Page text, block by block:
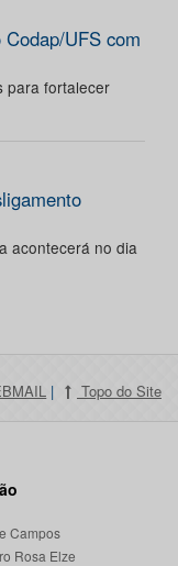
UFS com
para fortalecer
acontecerá no dia
| Topo do Site
Campos
Rosa Elze